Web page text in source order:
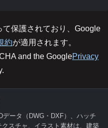
保護されており、Google
約が適用されます。
and the GooglePrivacy
ータ（DWG・DXF）、ハッチ
スチャ、イラスト素材は、建築